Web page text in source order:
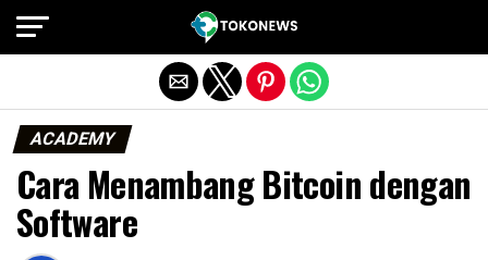
ACADEMY
Cara Menambang Bitcoin dengan
Software
Exit mobile version